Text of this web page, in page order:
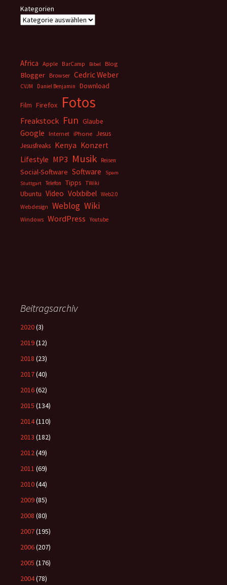
Kategorien
Africa Apple BarCamp Bibel Blog
Blogger Browser Cedric Weber
CVJM Daniel Benjamin Download
Film Firefox Fotos
Freakstock Fun Glaube
Google Internet iPhone Jesus
Jesusfreaks Kenya Konzert
Lifestyle MP3 Musik Reisen
Social-Software Software
Spam
Stuttgart
Telefon Tipps TWiki
Ubuntu Video Volxbibel Web2.0
Webdesign
Weblog Wiki
Windows WordPress Youtube
Beitragsarchiv
2020(3)
2019(12)
2018 (23)
2017(40)
2016(62)
2015 (134)
2014(110)
2013 (182)
2012(49)
2011 (69)
2010(44)
2009(85)
2008 (80)
2007(195)
2006(207)
2005 (176)
2004(78)